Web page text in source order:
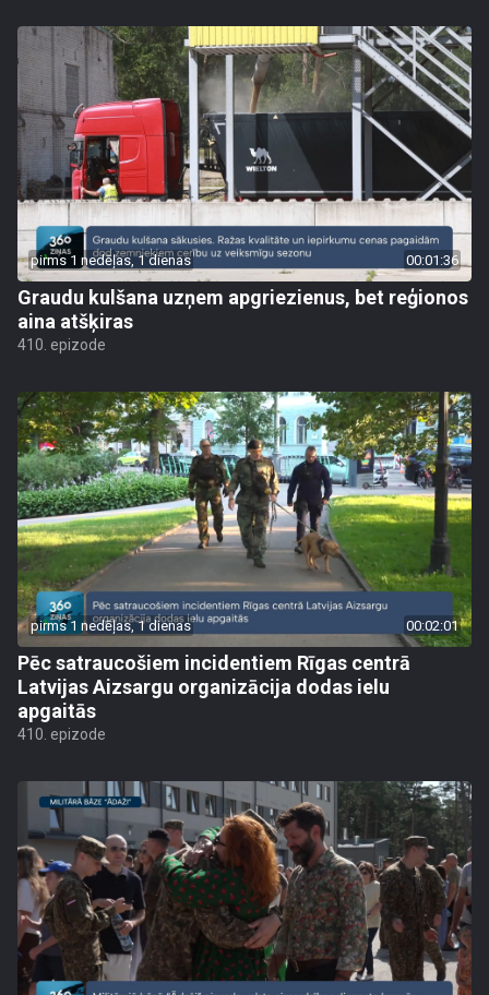
pirms 1 nedēļas, 1 dienas 00:01:36
Graudu kulšana uzņem apgriezienus, bet reģionos
aina atšķiras
410. epizode
pirms 1 nedēļas, 1 dienas 00:02:01
Pēc satraucošiem incidentiem Rīgas centrā
Latvijas Aizsargu organizācija dodas ielu
apgaitās
410. epizode